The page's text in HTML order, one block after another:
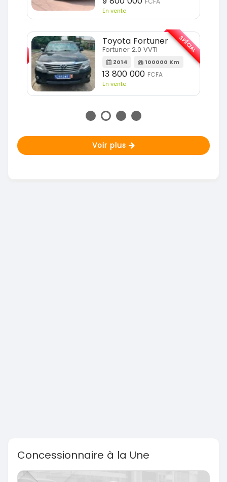
En vente
Toyota Fortuner
Fortuner 2.0 VVTI
2014 100000 Km
13 800 000 FCFA
En vente
SPÉCIAL
Voir plus
Concessionnaire à la Une